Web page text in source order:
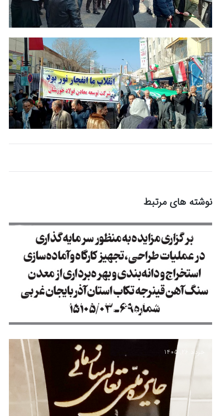
نوشته های مرتبط
مرداد 12, 1405
مزایده جهت سرمایه‌گذاری در عملیات طراحی، تجهیز کارگاه
و بهره‌برداری از معدن قینرجه تکاب
خرداد 26, 1405